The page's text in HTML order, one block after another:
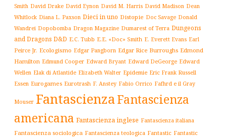
Smith David Drake David Eynon David M. Harris David Madison Dean
Whitlock Diana L. Paxson Dieci in uno Distopie Doc Savage Donald
Wandrei Dopobomba Dragon Magazine Dumarest of Terra Dungeons
and Dragons D&D E.C. Tubb E.E. «Doc» Smith E. Everett Evans Earl
Peirce Jr. Ecologismo Edgar Pangborn Edgar Rice Burroughs Edmond
Hamilton Edmund Cooper Edward Bryant Edward DeGeorge Edward
Wellen Elak di Atlantide Elizabeth Walter Epidemie Eric Frank Russell
Essen Eurogames Eurotrash F. Anstey Fabio Orrico Fafhrd e il Gray
Mouser FantascienzaFantascienza
americana Fantascienza inglese Fantascienza italiana
Fantascienza sociologica Fantascienza teologica Fantastic Fantastic